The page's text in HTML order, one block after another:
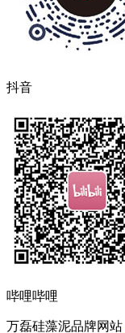
抖音
哔哩哔哩
万磊硅藻泥品牌网站